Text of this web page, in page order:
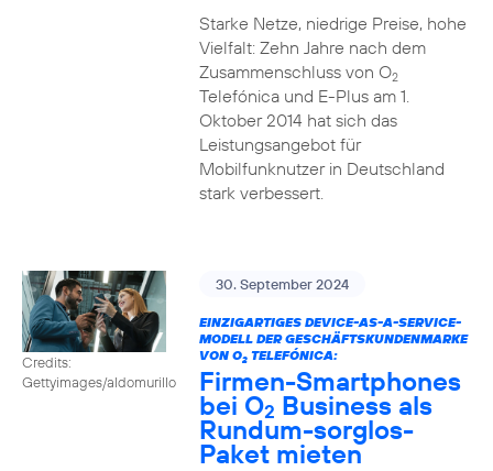
Starke Netze, niedrige Preise, hohe
Vielfalt: Zehn Jahre nach dem
Zusammenschluss von O2
Telefónica und E-Plus am 1.
Oktober 2014 hat sich das
Leistungsangebot für
Mobilfunknutzer in Deutschland
stark verbessert.
Credits:
Gettyimages/aldomurillo
30. September 2024
EINZIGARTIGES DEVICE-AS-A-SERVICE-
MODELL DER GESCHÄFTSKUNDENMARKE
VON O2TELEFÓNICA:
Firmen-Smartphones
bei O2 Business als
Rundum-sorglos-
Paket mieten